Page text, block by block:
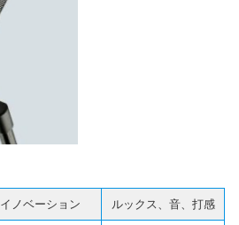
イノベーション ルックス、音、打感